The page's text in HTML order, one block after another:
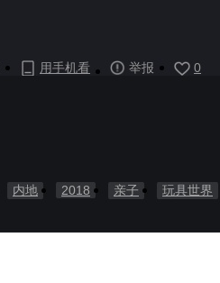
用手机看 举报 0
内地 2018 亲子 玩具世界